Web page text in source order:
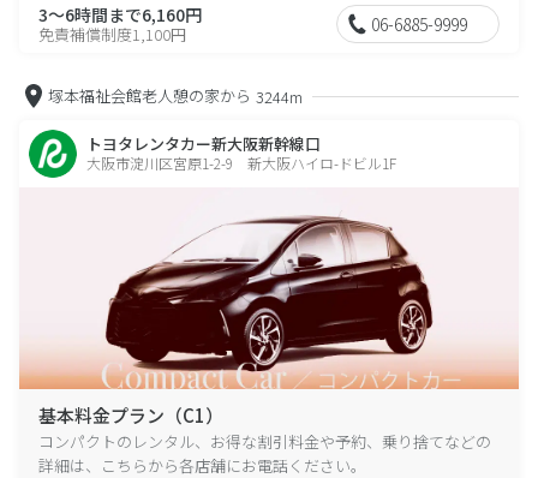
3～6時間まで6,160円
免責補償制度1,100円 06-6885-9999
塚本福祉会館老人憩の家から 3244m
トヨタレンタカー新大阪新幹線口
大阪市淀川区宮原1-2-9 新大阪ハイロ-ドビル1F
基本料金プラン（C1）
コンパクトのレンタル、お得な割引料金や予約、乗り捨てなどの
詳細は、こちらから各店舗にお電話ください。